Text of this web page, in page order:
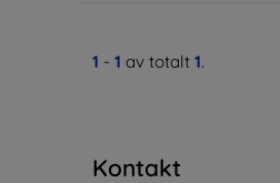
1 - 1 av totalt 1.
Kontakt